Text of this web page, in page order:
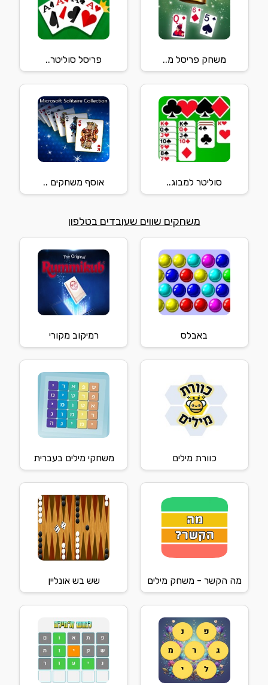
משחק פריסל מ.. פריסל סוליטר..
סוליטר למבוג.. אוסף משחקים ..
משחקים שווים שעובדים בטלפון
באבלס רמיקוב מקורי
כוורת מילים משחקי מילים בעברית
מה הקשר - משחק מילים שש בש אונליין